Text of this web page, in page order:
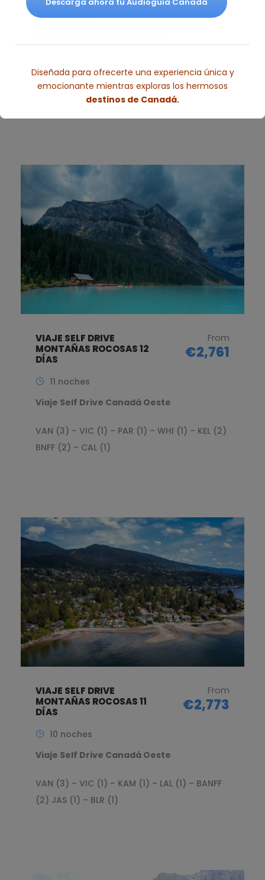
12 noches
VAN (2) – VIC (2) – SOO (1) – PRT (2) – UCL
(3) PARK (2)
VIAJE SELF DRIVE
MONTAÑAS ROCOSAS 12
DÍAS
From
€2,761
11 noches
Viaje Self Drive Canadá Oeste
VAN (3) – VIC (1) – PAR (1) – WHI (1) – KEL (2)
BNFF (2) – CAL (1)
VIAJE SELF DRIVE
MONTAÑAS ROCOSAS 11
DÍAS
From
€2,773
10 noches
Viaje Self Drive Canadá Oeste
VAN (3) – VIC (1) – KAM (1) – LAL (1) – BANFF
(2) JAS (1) – BLR (1)
Descarga ahora tu Audioguía Canadá
Diseñada para ofrecerte una experiencia única y
emocionante mientras exploras los hermosos
destinos de Canadá.